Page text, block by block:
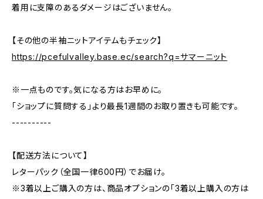
着用に支障のあるダメージはございません。
【その他の半袖ニットアイテムもチェック】
https://pcefulvalley.base.ec/search?q=サマーニット
※一点ものです。気になる方はお早めに。
「ショップに質問する」より最長1週間のお取り置きも可能です。
----------
【配送方法について】
レターパック（全国一律600円）でお届け。
※3着以上ご購入の方は、商品オプションの「3着以上購入の方は